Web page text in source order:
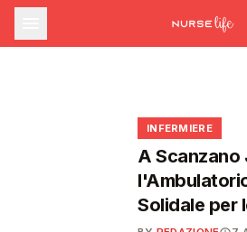
commissario per le
liste d'attesa al
STUDENTI
Medicina, salgono a 27.000 i
Formazione ECM ad agosto:
rischio cardiovascolare e
INFERMIERE
A
Solidale per